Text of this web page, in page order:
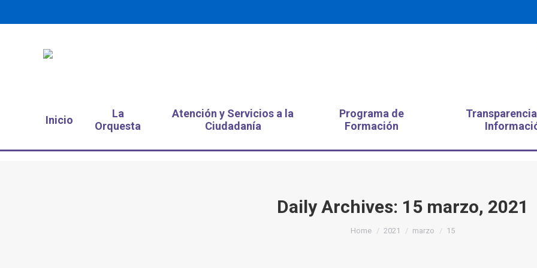
Inicio
La
Orquesta
Atención y Servicios a la
Ciudadanía
Programa de
Formación
Daily Archives: 15 marzo, 2021
You are here:
Home 2021 marzo 15